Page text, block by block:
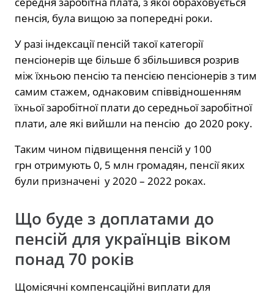
пенсія, була вищою за попередні роки.
У разі індексації пенсій такої категорії
пенсіонерів ще більше б збільшився розрив
між їхньою пенсію та пенсією пенсіонерів з тим
самим стажем, однаковим співвідношенням
їхньої заробітної плати до середньої заробітної
плати, але які вийшли на пенсію до 2020 року.
Таким чином підвищення пенсій у 100
грн отримують 0, 5 млн громадян, пенсії яких
були призначені у 2020 – 2022 роках.
Що буде з доплатами до
пенсій для українців віком
понад 70 років
Щомісячні компенсаційні виплати для